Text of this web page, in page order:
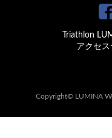
Triathlon
アクセ
Copyright© LUMINA